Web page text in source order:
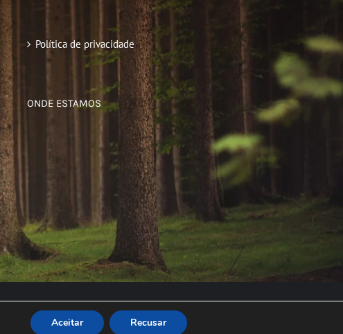
Política de privacidade
ONDE ESTAMOS
Aceitar Recusar